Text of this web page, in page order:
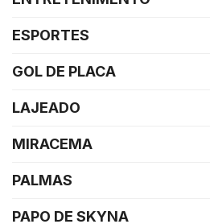
ESPORTES
GOL DE PLACA
LAJEADO
MIRACEMA
PALMAS
PAPO DE SKYNA